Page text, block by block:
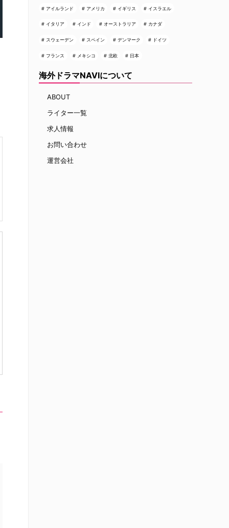
アイルランド アメリカ イギリス イスラエル
イタリア インド オーストラリア カナダ
スウェーデン スペイン デンマーク ドイツ
フランス メキシコ 北欧 日本
海外ドラマNAVIについて
ABOUT
ライター一覧
求人情報
お問い合わせ
運営会社